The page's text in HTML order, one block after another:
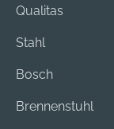
Qualitas
Stahl
Bosch
Brennenstuhl